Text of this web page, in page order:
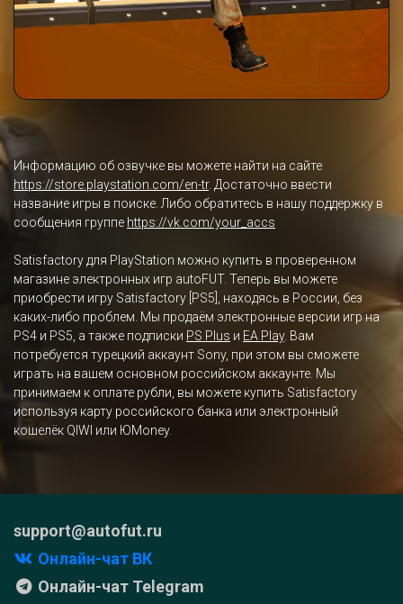
Информацию об озвучке вы можете найти на сайте
https://store.playstation.com/en-tr. Достаточно ввести
название игры в поиске. Либо обратитесь в нашу поддержку в
сообщения группе https://vk.com/your_accs
Satisfactory для PlayStation можно купить в проверенном
магазине электронных игр autoFUT. Теперь вы можете
приобрести игру Satisfactory [PS5], находясь в России, без
каких-либо проблем. Мы продаём электронные версии игр на
PS4 и PS5, а также подписки PS Plus и EA Play. Вам
потребуется турецкий аккаунт Sony, при этом вы сможете
играть на вашем основном российском аккаунте. Мы
принимаем к оплате рубли, вы можете купить Satisfactory
используя карту российского банка или электронный
кошелёк QIWI или ЮMoney.
support@autofut.ru
Онлайн-чат ВК
Онлайн-чат Telegram